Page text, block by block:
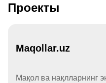
Проекты
Maqollar.uz
Мақол ва нақлларнинг